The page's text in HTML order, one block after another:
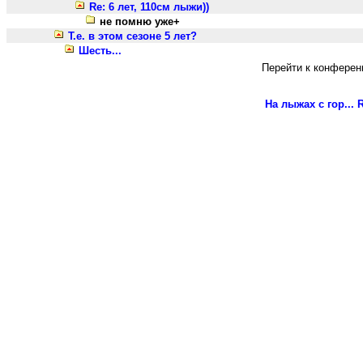
Re: 6 лет, 110см лыжи))
не помню уже+
Т.е. в этом сезоне 5 лет?
Шесть...
Перейти к
На лыжах с гор...